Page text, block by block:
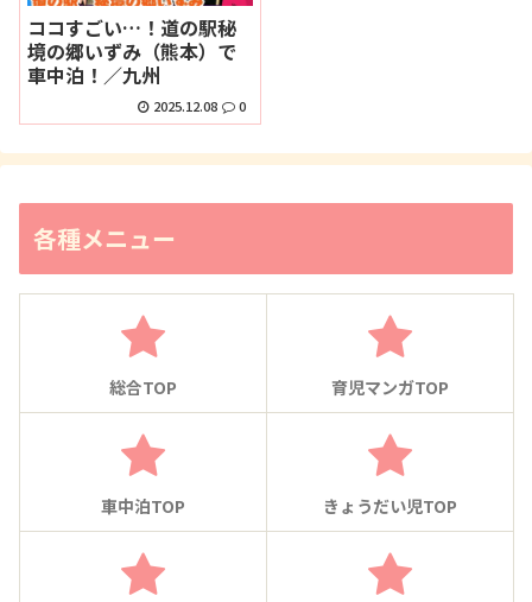
ココすごい…！道の駅秘
境の郷いずみ（熊本）で
車中泊！／九州
2025.12.08 0
各種メニュー
総合TOP 育児マンガTOP
車中泊TOP きょうだい児TOP